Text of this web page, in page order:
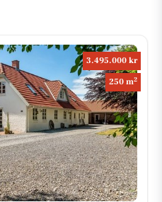
3.495.000 kr
250 m2